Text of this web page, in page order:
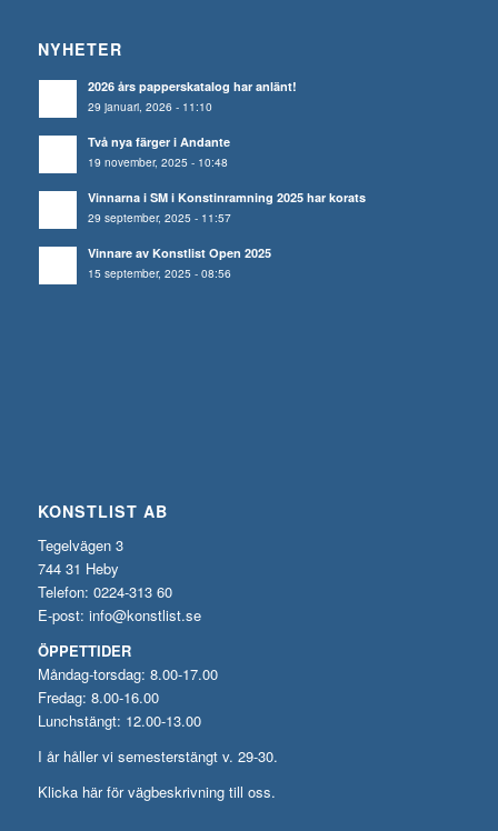
NYHETER
2026 års papperskatalog har anlänt!
29 januari, 2026 - 11:10
Två nya färger i Andante
19 november, 2025 - 10:48
Vinnarna i SM i Konstinramning 2025 har korats
29 september, 2025 - 11:57
Vinnare av Konstlist Open 2025
15 september, 2025 - 08:56
KONSTLIST AB
Tegelvägen 3
744 31 Heby
Telefon: 0224-313 60
E-post: info@konstlist.se
ÖPPETTIDER
Måndag-torsdag: 8.00-17.00
Fredag: 8.00-16.00
Lunchstängt: 12.00-13.00
I år håller vi semesterstängt v. 29-30.
Klicka här för vägbeskrivning till oss.